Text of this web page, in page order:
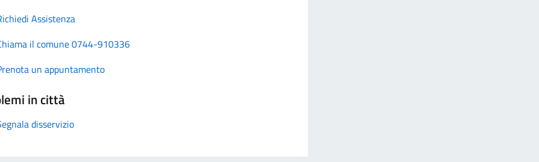
Assistenza
il comune 0744-910336
un appuntamento
in città
disservizio